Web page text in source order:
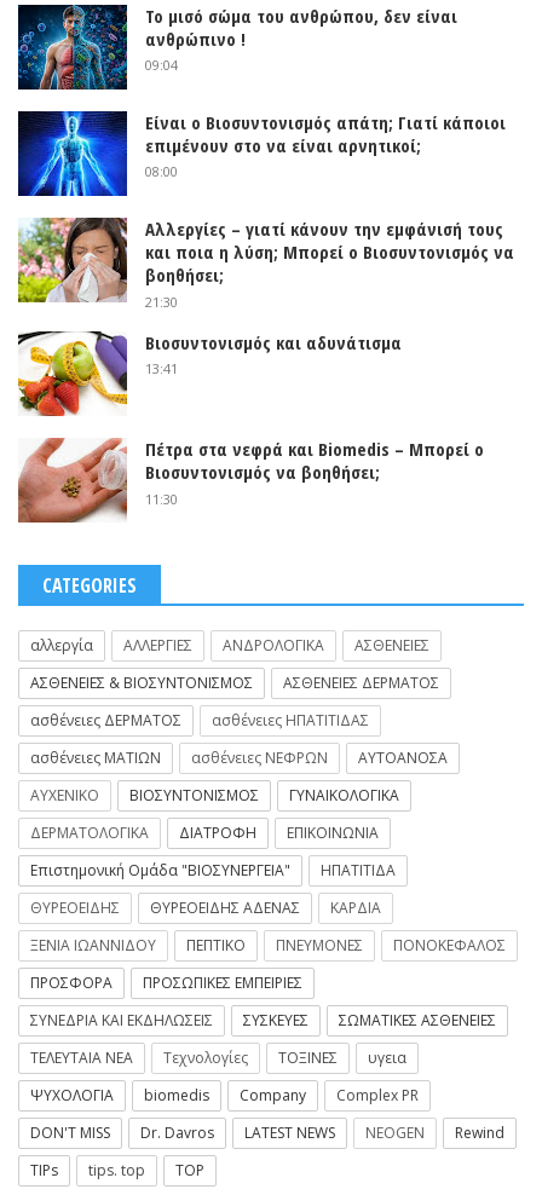
Το μισό σώμα του ανθρώπου, δεν είναι
ανθρώπινο !
09:04
Είναι ο Βιοσυντονισμός απάτη; Γιατί κάποιοι
επιμένουν στο να είναι αρνητικοί;
08:00
Αλλεργίες – γιατί κάνουν την εμφάνισή τους
και ποια η λύση; Μπορεί ο Βιοσυντονισμός να
βοηθήσει;
21:30
Βιοσυντονισμός και αδυνάτισμα
13:41
Πέτρα στα νεφρά και Biomedis – Μπορεί ο
Βιοσυντονισμός να βοηθήσει;
11:30
CATEGORIES
αλλεργία ΑΛΛΕΡΓΙΕΣ ΑΝΔΡΟΛΟΓΙΚΑ
ΑΣΘΕΝΕΙΕΣ
ΑΣΘΕΝΕΙΕΣ & ΒΙΟΣΥΝΤΟΝΙΣΜΟΣ
ΑΣΘΕΝΕΙΕΣ ΔΕΡΜΑΤΟΣ
ασθένειες ΔΕΡΜΑΤΟΣ
ασθένειες ΗΠΑΤΙΤΙΔΑΣ
ασθένειες ΜΑΤΙΩΝ
ασθένειες ΝΕΦΡΩΝ
ΑΥΤΟΑΝΟΣΑ
ΑΥΧΕΝΙΚΟ
ΒΙΟΣΥΝΤΟΝΙΣΜΟΣ
ΓΥΝΑΙΚΟΛΟΓΙΚΑ
ΔΕΡΜΑΤΟΛΟΓΙΚΑ
ΔΙΑΤΡΟΦΗ
ΕΠΙΚΟΙΝΩΝΙΑ
Επιστημονική Ομάδα "ΒΙΟΣΥΝΕΡΓΕΙΑ"
ΗΠΑΤΙΤΙΔΑ
ΘΥΡΕΟΕΙΔΗΣ
ΘΥΡΕΟΕΙΔΗΣ ΑΔΕΝΑΣ
ΚΑΡΔΙΑ
ΞΕΝΙΑ ΙΩΑΝΝΙΔΟΥ
ΠΕΠΤΙΚΟ ΠΝΕΥΜΟΝΕΣ
ΠΟΝΟΚΕΦΑΛΟΣ
ΠΡΟΣΦΟΡΑ
ΠΡΟΣΩΠΙΚΕΣ ΕΜΠΕΙΡΙΕΣ
ΣΥΝΕΔΡΙΑ ΚΑΙ ΕΚΔΗΛΩΣΕΙΣ
ΣΥΣΚΕΥΕΣ
ΣΩΜΑΤΙΚΕΣ ΑΣΘΕΝΕΙΕΣ
ΤΕΛΕΥΤΑΙΑ ΝΕΑ
Τεχνολογίες ΤΟΞΙΝΕΣ
υγεια
ΨΥΧΟΛΟΓΙΑ
biomedis Company
Complex PR
DON'T MISS
Dr. Davros LATEST NEWS NEOGEN
Rewind
TIPs
tips. top TOP